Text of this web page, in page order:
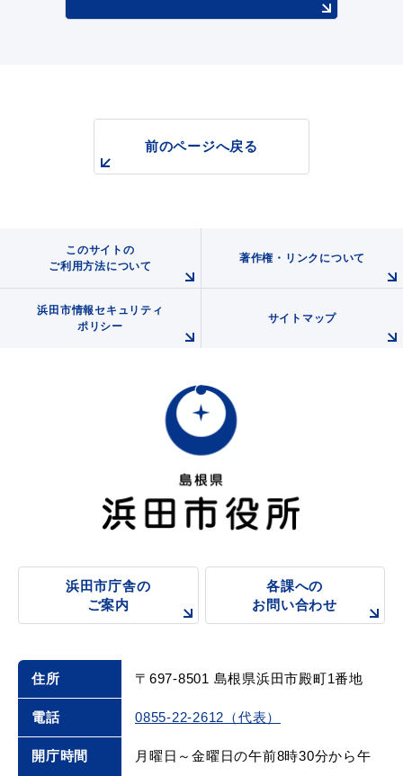
前のページへ戻る
このサイトの
ご利用方法について
著作権・リンクについて
浜田市情報セキュリティ
ポリシー
サイトマップ
浜田市庁舎の
ご案内
各課への
お問い合わせ
住所 〒697-8501 島根県浜田市殿町1番地
電話 0855-22-2612（代表）
開庁時間
月曜日～金曜日の午前8時30分から午